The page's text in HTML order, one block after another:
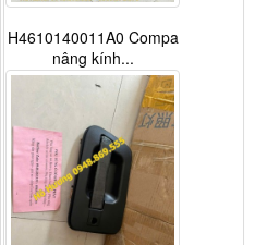
Tapbi cửa Thaco Auman
C300